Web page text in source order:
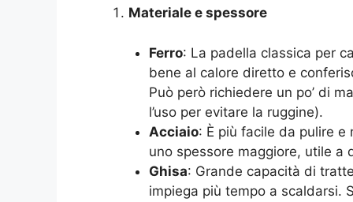
Materiale e spessore
Ferro: La padella classica per
bene al calore diretto e
Può però richiedere un po’ di
l’uso per evitare la ruggine).
Acciaio: È più facile da pulire e
uno spessore maggiore, utile a
Ghisa: Grande capacità di
impiega più tempo a scaldarsi.